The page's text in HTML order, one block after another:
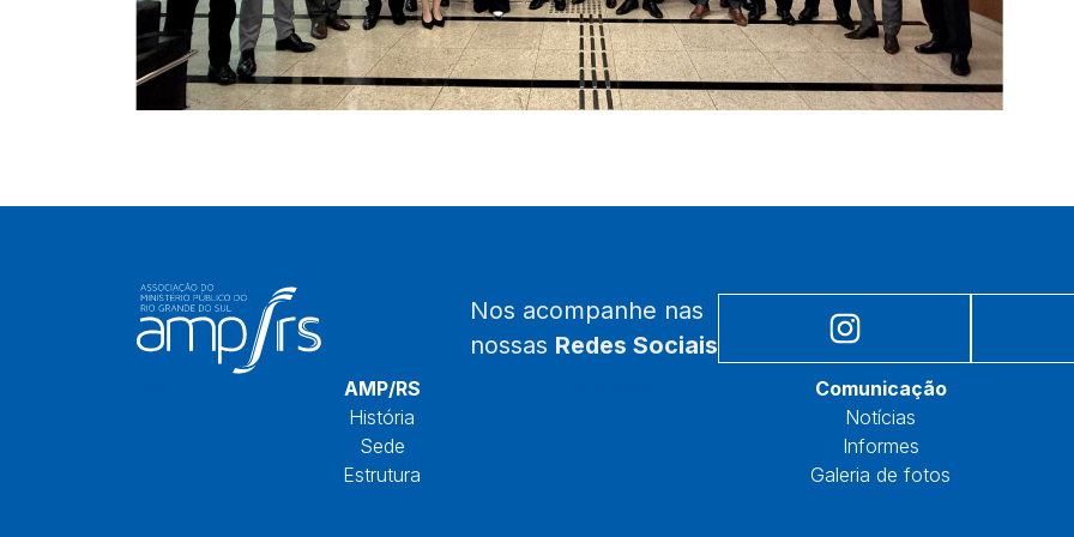
Nos acompanhe nas
nossas Redes Sociais
AMP/RS
História
Sede
Estrutura
Comunicação
Notícias
Informes
Galeria de fotos